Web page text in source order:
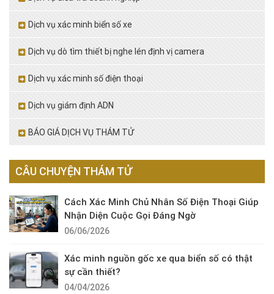
Dịch vụ xác minh biển số xe
Dịch vụ dò tìm thiết bị nghe lén định vị camera
Dịch vụ xác minh số điện thoại
Dịch vụ giám định ADN
BÁO GIÁ DỊCH VỤ THÁM TỬ
CÂU CHUYỆN THÁM TỬ
Cách Xác Minh Chủ Nhân Số Điện Thoại Giúp
Nhận Diện Cuộc Gọi Đáng Ngờ
06/06/2026
Xác minh nguồn gốc xe qua biển số có thật
sự cần thiết?
04/04/2026